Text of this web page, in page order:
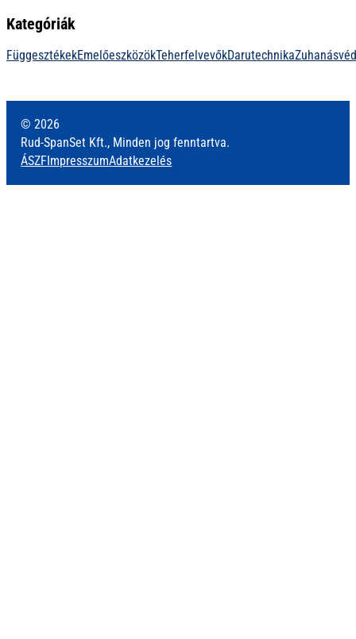
Kategóriák
FüggesztékekEmelőeszközökTeherfelvevőkDarutechnika
© 2026
Rud-SpanSet Kft., Minden jog fenntartva.
ÁSZF ImpresszumAdatkezelés